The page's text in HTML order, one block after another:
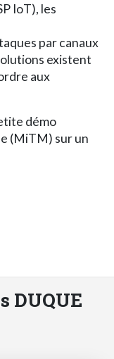
IoT), les
par canaux
existent
aux
démo
(MiTM) sur un
DUQUE